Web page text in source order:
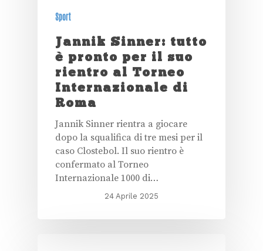
Sport
Jannik Sinner: tutto
è pronto per il suo
rientro al Torneo
Internazionale di
Roma
Jannik Sinner rientra a giocare
dopo la squalifica di tre mesi per il
caso Clostebol. Il suo rientro è
confermato al Torneo
Internazionale 1000 di…
24 Aprile 2025